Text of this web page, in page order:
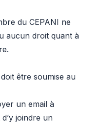
du CEPANI ne
aucun droit quant à
être soumise au
un email à
d’y joindre un